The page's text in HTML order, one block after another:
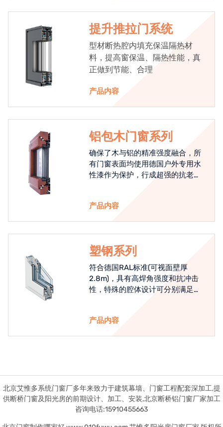
提升推拉门系统
型材断热腔内填充保温隔热材
料，提高窗保温、隔热性能，真
正做到节能、合理
产品内容
铝包木门窗系列
确保了木与铝的精准强度融合，所
有门窗表面均使用德国户外专用水
性漆作为保护，行成超强的抗老化
产品内容
塑钢系列
符合德国RAL标准(可视面壁厚
2.8m)，具有高焊角强度和抗冲击
性，特殊的腔体设计可分别满足隔
产品内容
北京艾惟多系统门窗厂多年来致力于建筑幕墙、门窗工程配套深加工,提
供断桥门窗及阳光房的前期设计、加工、安装,北京断桥铝门窗厂家加工
咨询电话:15910455663